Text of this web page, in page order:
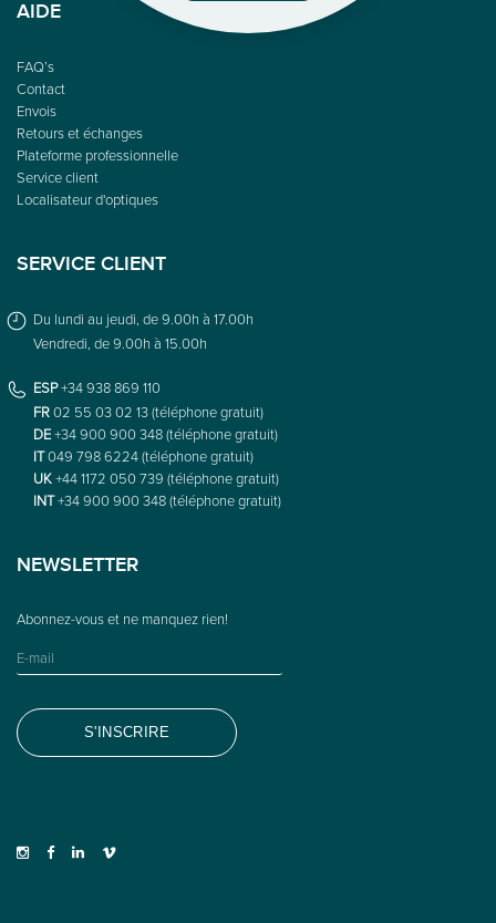
AIDE
FAQ’s
Contact
Envois
Retours et échanges
Plateforme professionnelle
Service client
Localisateur d'optiques
SERVICE CLIENT
Du lundi au jeudi, de 9.00h à 17.00h
Vendredi, de 9.00h à 15.00h
ESP+34 938 869 110
FR02 55 03 02 13 (téléphone gratuit)
DE+34 900 900 348 (téléphone gratuit)
IT049 798 6224 (téléphone gratuit)
UK+44 1172 050 739 (téléphone gratuit)
INT+34 900 900 348 (téléphone gratuit)
NEWSLETTER